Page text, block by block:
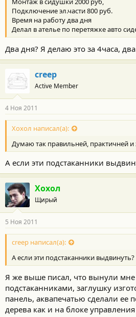
Подключение эл.части 800 руб.
Время на работу два дня
Делал в ателье по перетяжке авто
Два дня? Я делаю это за 4часа,
creep
Active Member
4 Ноя 2011
Хохол написал(а):
Думаю так правильней, практичней и
А если эти подстаканники
Хохол
Щирый
5 Ноя 2011
creep написал(а):
А если эти подстаканники выдвинуть?
Я же выше писал, что вынули
подстаканниками, заглушку
панель, аквапечатью сделали ее
дерева как и на блоке